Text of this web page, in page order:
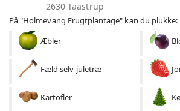
2630 Taastrup
På "Holmevang Frugtplantage" kan du plukke:
Æbler
Fæld selv juletræ
Kartofler